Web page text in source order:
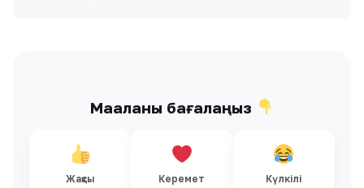
Мақаланы бағалаңыз
Жақсы Керемет Күлкілі